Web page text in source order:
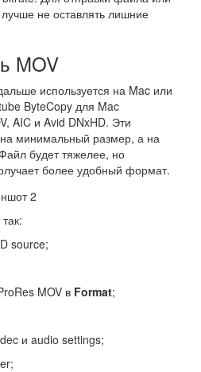
не оставлять лишние
MOV
используется на Mac или
ByteCopy для Mac
AIC и Avid DNxHD. Эти
минимальный размер, а на
будет тяжелее, но
более удобный формат.
source;
MOV в Format;
и audio settings;